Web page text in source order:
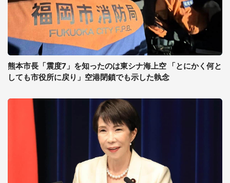
熊本市長「震度7」を知ったのは東シナ海上空 「とにかく何と
しても市役所に戻り」空港閉鎖でも示した執念